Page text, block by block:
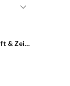
Lachen, Leidenschaft & Zeit: Joël von Mutzenbecher im Brotcast #7